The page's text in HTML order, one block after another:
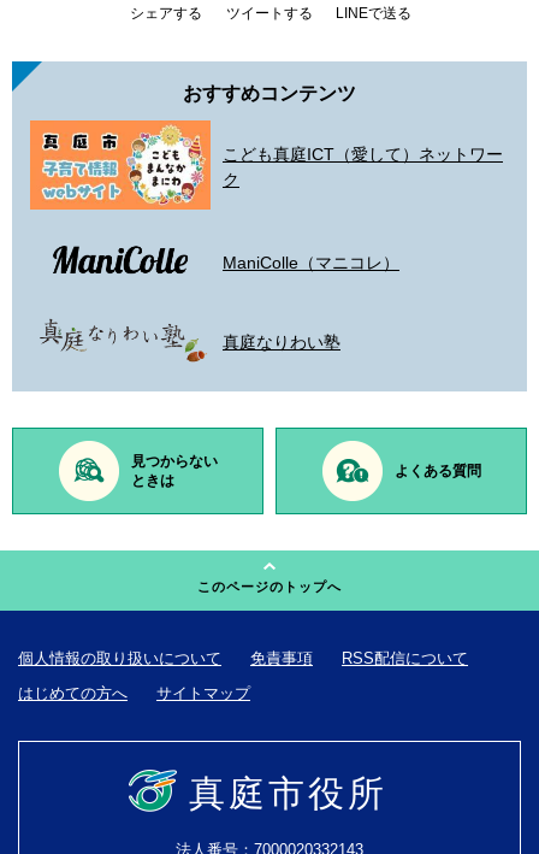
シェアする ツイートする LINEで送る
おすすめコンテンツ
こども真庭ICT（愛して）ネットワー
ク
ManiColle（マニコレ）
真庭なりわい塾
見つからない
ときは
よくある質問
このページのトップへ
個人情報の取り扱いについて 免責事項
RSS配信について
はじめての方へ
サイトマップ
真庭市役所
法人番号：7000020332143